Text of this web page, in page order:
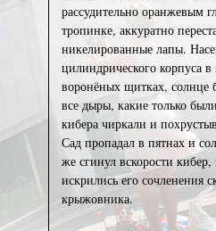
рассудительно оранжевым
тропинке, аккуратно
никелированные лапы.
цилиндрического корпуса
воронёных щитках, солнце
все дыры, какие только
кибера чиркали и
Сад пропадал в пятнах и
же сгинул вскорости
искрились его сочленения
крыжовника.